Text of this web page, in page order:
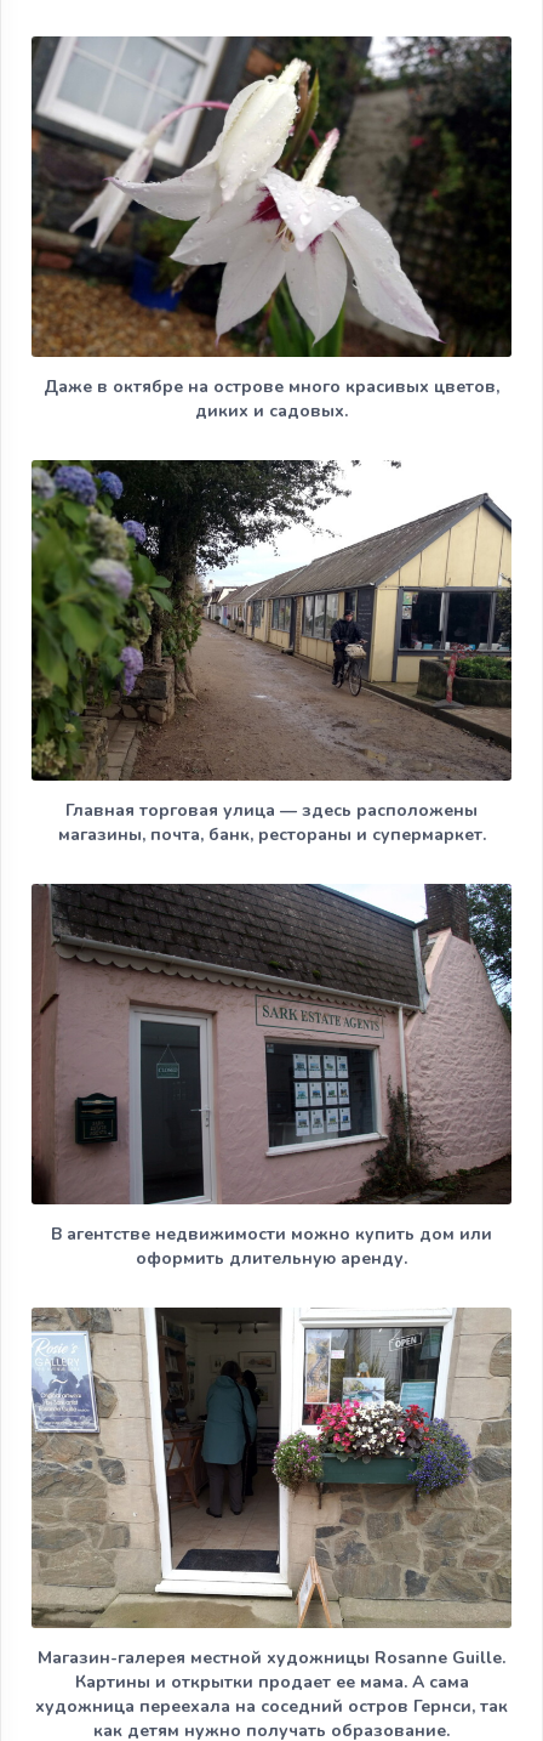
Даже в октябре на острове много красивых цветов,
диких и садовых.
Главная торговая улица — здесь расположены
магазины, почта, банк, рестораны и супермаркет.
В агентстве недвижимости можно купить дом или
оформить длительную аренду.
Магазин-галерея местной художницы Rosanne Guille.
Картины и открытки продает ее мама. А сама
художница переехала на соседний остров Гернси, так
как детям нужно получать образование.